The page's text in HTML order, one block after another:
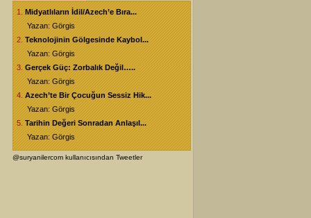
1.
Midyatlıların İdil/Azech’e Bıra...
Yazan: Görgis
2. Teknolojinin Gölgesinde Kaybol...
Yazan: Görgis
3. Gerçek Güç: Zorbalık Değil…..
Yazan: Görgis
4. Azech’te Bir Çocuğun Sessiz Hik...
Yazan: Görgis
5. Tarihin Değeri Sonradan Anlaşıl...
Yazan: Görgis
@suryanilercom kullanıcısından Tweetler